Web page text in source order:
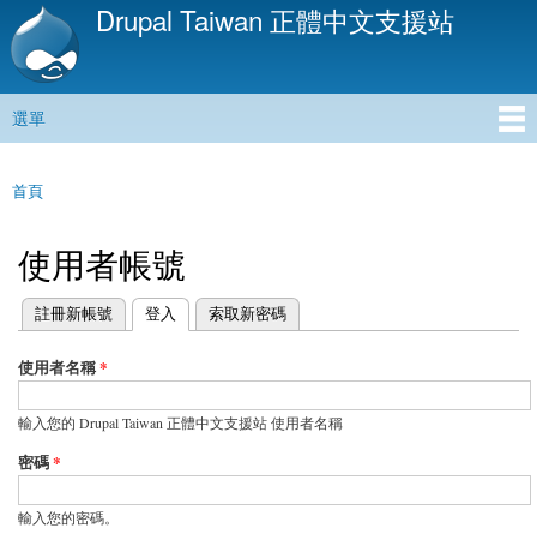
移
內
Drupal Taiwan 正體中文支援站
主選單
選單
您在這裡
首頁
使用者帳號
主要索引標籤
註冊新帳號 登入
(作用中頁籤) 索取新密碼
使用者名稱*
輸入您的 Drupal Taiwan 正體中文支援站 使用者名稱
密碼*
輸入您的密碼。